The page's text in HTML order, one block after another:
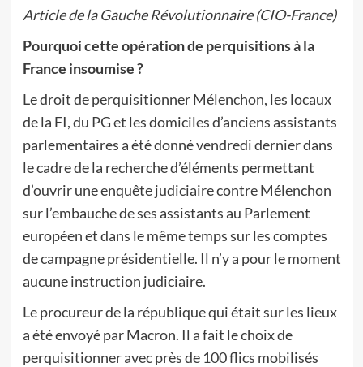
Article de la Gauche Révolutionnaire (CIO-France)
Pourquoi cette opération de perquisitions à la
France insoumise ?
Le droit de perquisitionner Mélenchon, les locaux
de la FI, du PG et les domiciles d’anciens assistants
parlementaires a été donné vendredi dernier dans
le cadre de la recherche d’éléments permettant
d’ouvrir une enquête judiciaire contre Mélenchon
sur l’embauche de ses assistants au Parlement
européen et dans le même temps sur les comptes
de campagne présidentielle. Il n’y a pour le moment
aucune instruction judiciaire.
Le procureur de la république qui était sur les lieux
a été envoyé par Macron. Il a fait le choix de
perquisitionner avec près de 100 flics mobilisés